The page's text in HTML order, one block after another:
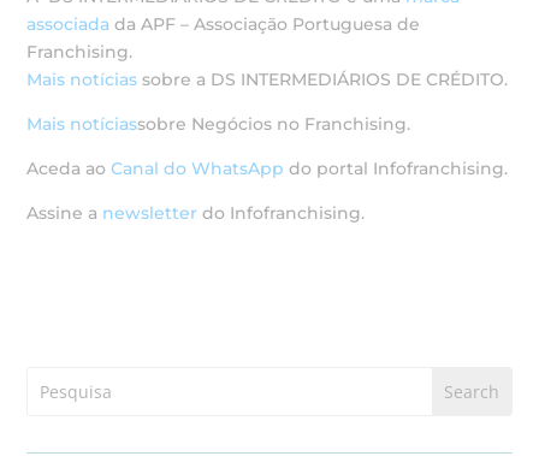
associada da APF – Associação Portuguesa de
Franchising.
Mais notícias sobre a DS INTERMEDIÁRIOS DE CRÉDITO.
Mais notíciassobre Negócios no Franchising.
Aceda aoCanal do WhatsApp do portal Infofranchising.
Assine a newsletter do Infofranchising.